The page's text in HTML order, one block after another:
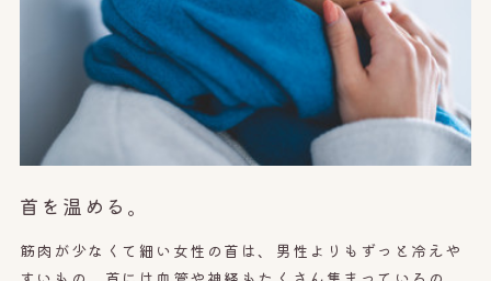
首を温める。
筋肉が少なくて細い女性の首は、男性よりもずっと冷えや